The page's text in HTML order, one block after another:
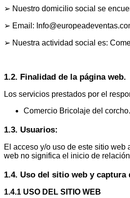
➢ Nuestro domicilio social se
➢ Email:
➢ Nuestra actividad social es:
1.2. Finalidad de la página web.
Los servicios prestados por el
Comercio Bricolaje del corcho.
1.3. Usuarios:
El acceso y/o uso de este sitio
web no significa el inicio de
1.4. Uso del sitio web y captura
1.4.1 USO DEL SITIO WEB